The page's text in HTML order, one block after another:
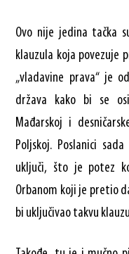
Ovo nije jedina tačka
klauzula koja povezuje
„vladavine prava“ je
država kako bi se
Mađarskoj i
Poljskoj. Poslanici
uključi, što je potez
Orbanom koji je pretio
bi uključivao takvu